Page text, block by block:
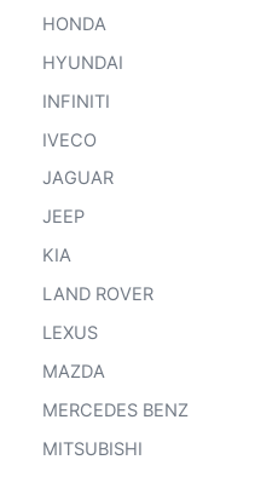
HONDA
HYUNDAI
INFINITI
IVECO
JAGUAR
JEEP
KIA
LAND ROVER
LEXUS
MAZDA
MERCEDES BENZ
MITSUBISHI